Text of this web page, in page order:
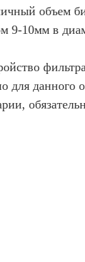
объем
9-10мм в
для данного